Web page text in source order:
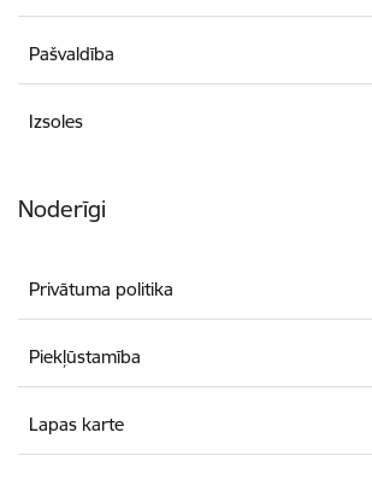
Pašvaldība
Izsoles
Noderīgi
Privātuma politika
Piekļūstamība
Lapas karte